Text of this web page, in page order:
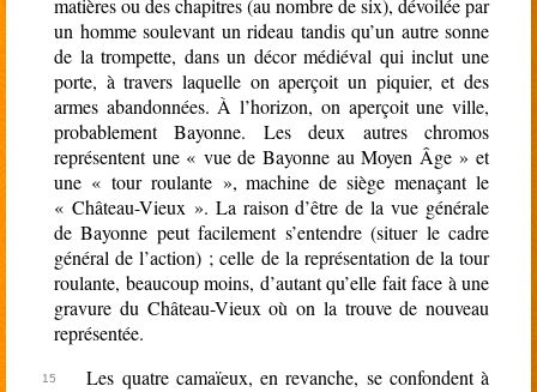
matières ou des chapitres (au nombre de six), dévoilée par
un homme soulevant un rideau tandis qu’un autre sonne
de la trompette, dans un décor médiéval qui inclut une
porte, à travers laquelle on aperçoit un piquier, et des
armes abandonnées. À l’horizon, on aperçoit une ville,
probablement Bayonne. Les deux autres chromos
représentent une « vue de Bayonne au Moyen Âge » et
une « tour roulante », machine de siège menaçant le
« Château-Vieux ». La raison d’être de la vue générale
de Bayonne peut facilement s’entendre (situer le cadre
général de l’action) ; celle de la représentation de la tour
roulante, beaucoup moins, d’autant qu’elle fait face à une
gravure du Château-Vieux où on la trouve de nouveau
représentée.
Les quatre camaïeux, en revanche, se confondent à